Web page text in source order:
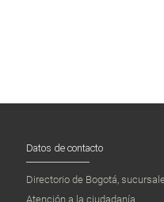
Datos de contacto
Directorio de Bogotá,
Atención a la ciudadanía